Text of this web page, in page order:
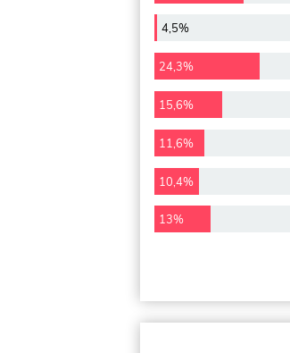
4,5%
24,3%
15,6%
11,6%
10,4%
13%